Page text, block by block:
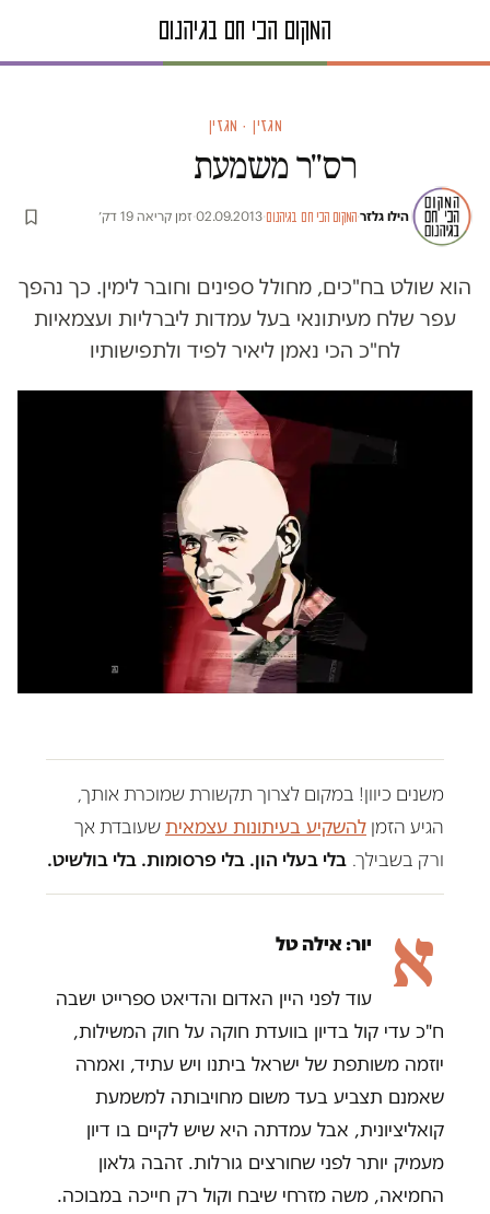
מגזין · מגזין
רס"ר משמעת
הילו גלזר·המקום הכי חם בגיהנום·
02.09.2013
·זמן קריאה 19 דק׳
הוא שולט בח"כים, מחולל ספינים וחובר לימין. כך נהפך
עפר שלח מעיתונאי בעל עמדות ליברליות ועצמאיות
לח"כ הכי נאמן ליאיר לפיד ולתפישותיו
משנים כיוון! במקום לצרוך תקשורת שמוכרת אותך,
הגיע הזמן להשקיע בעיתונות עצמאיתשעובדת אך
ורק בשבילך. בלי בעלי הון. בלי פרסומות. בלי בולשיט.
א יור: אילה טל
עוד לפני היין האדום והדיאט ספרייט ישבה
ח"כ עדי קול בדיון בוועדת חוקה על חוק המשילות,
יוזמה משותפת של ישראל ביתנו ויש עתיד, ואמרה
שאמנם תצביע בעד משום מחויבותה למשמעת
קואליציונית, אבל עמדתה היא שיש לקיים בו דיון
מעמיק יותר לפני שחורצים גורלות. זהבה גלאון
החמיאה, משה מזרחי שיבח וקול רק חייכה במבוכה.